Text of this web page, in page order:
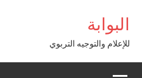
contenu
البوابة
للإعلام والتوجيه التربوي